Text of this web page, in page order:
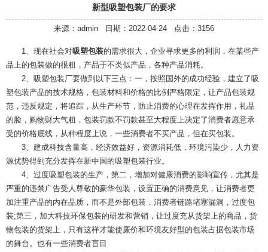
新型吸塑包装厂的要求
来源：admin 日期：2022-04-24 点击：3156
1、现在社会对吸塑包装的需求很大，企业寻求更多的利润，在某些产
品上的包装做的很粗，产品于不类似产品，各种产品消耗。
2、吸塑包装厂要做到以下三点：一，按照国外的成功经验，建立了吸
塑包装产品的技术规格，包装材料和价格的比例严格限定，让产品包装规
范，违反规定，将追踪，从生产环节，防止消费的心理在发挥作用，礼品
的脸，购物财大气粗，包装罚款不罚款甚至大程度上决定了消费者愿意承
受的价格底线，从种程度上说，一些消费者不买产品，但在买包装。
3、建成科技含量高，经济效益好，资源消耗低，环境污染少，人力资
源优势得到充分发挥在新中国的吸塑包装行业。
4、过度吸塑包装的生产，第二，增加对健康消费的影响宣传，尤其是
严重的违禁广告受人尊敬的豪华包装，设置正确的消费意见，让消费者更
加注重产品的内在品质，而不是外部包装，消费者链路堵塞漏洞，过度包
装;第三，加大科技环保包装的研发和营销，让过度充从货架上的商品，货
物包装的货架上，只有这样才能使廉价和环境友好型的包装占据包装市场
的舞台。也有一些消费者盲目